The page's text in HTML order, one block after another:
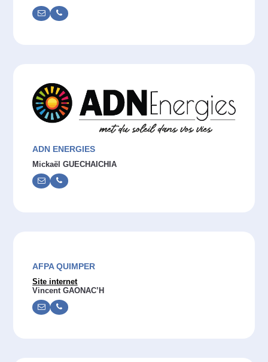
ADN ENERGIES
Mickaël GUECHAICHIA
AFPA QUIMPER
Site internet
Vincent GAONAC’H